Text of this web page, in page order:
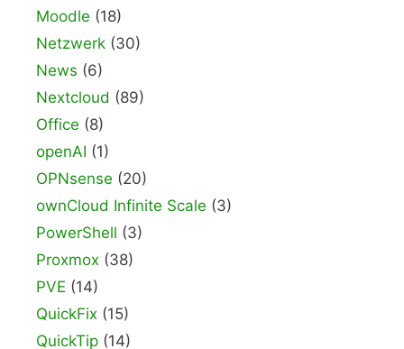
Moodle (18)
Netzwerk (30)
News (6)
Nextcloud (89)
Office (8)
openAI (1)
OPNsense (20)
ownCloud Infinite Scale (3)
PowerShell (3)
Proxmox (38)
PVE (14)
QuickFix (15)
QuickTip (14)